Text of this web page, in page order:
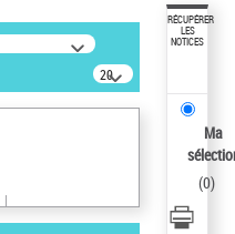
20
résultats/page
RÉCUPÉRER
LES
NOTICES
Ma
(0)